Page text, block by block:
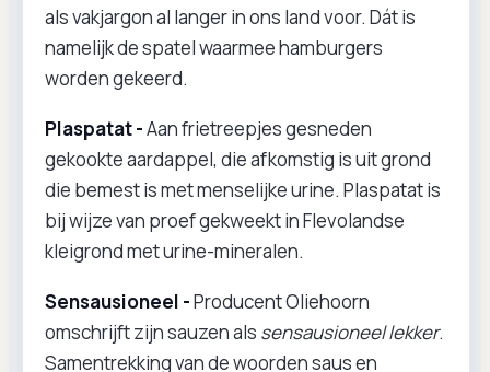
als vakjargon al langer in ons land voor. Dát is
namelijk de spatel waarmee hamburgers
worden gekeerd.
Plaspatat -Aan frietreepjes gesneden
gekookte aardappel, die afkomstig is uit grond
die bemest is met menselijke urine. Plaspatat is
bij wijze van proef gekweekt in Flevolandse
kleigrond met urine-mineralen.
Sensausioneel -Producent Oliehoorn
omschrijft zijn sauzen als sensausioneel lekker.
Samentrekking van de woorden saus en